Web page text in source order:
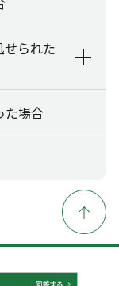
られた
た場合